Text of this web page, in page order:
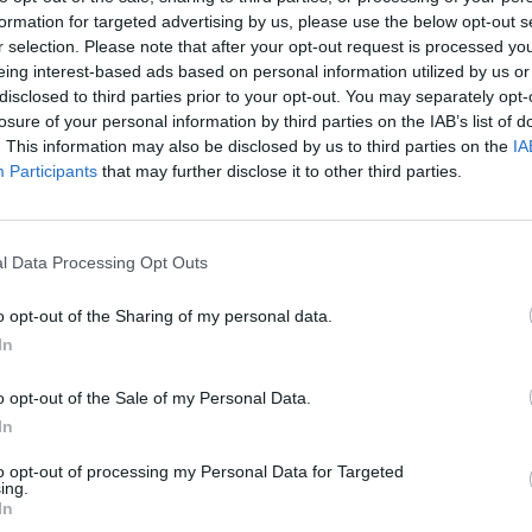
for targeted advertising by us, please use the below opt-out
selection. Please note that after your opt-out request is processed
interest-based ads based on personal information utilized by us
to third parties prior to your opt-out. You may separately
of your personal information by third parties on the IAB’s list of
This information may also be disclosed by us to third parties on the
Participants that may further disclose it to other third parties.
Data Processing Opt Outs
opt-out of the Sharing of my personal data.
opt-out of the Sale of my Personal Data.
opt-out of processing my Personal Data for Targeted
a lo largo de estos tres meses en
de mejorar la gestión de los residuos y la
se ha destacado al respecto que en este
baterías de contenedores sin desbordes;
limpios; o mayor implicación de la
César Estañol ha explicado que “este plan
ver qué queda pendiente por hacer, qué
para que se mantenga esta situación y que
a seguir trabajando en esta línea y a seguir
limpieza, en relación a las baterías de
agujero e insistiremos en la limpieza
entorno, para evitar olores provocados por